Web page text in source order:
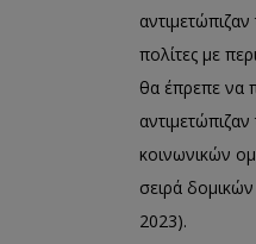
πολίτες με
θα έπρεπε να
κοινωνικών
σειρά
2023).